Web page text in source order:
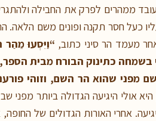
ממהרים לפרק את החבילה
כעל חסר תקנה ופונים משם
מעמד הר סיני כתוב, “וַיִּסְעוּ
כתינוק הבורח מבית הספר,
שהוא הר השם, וזוהי
היא אולי היגיעה הגדולה ביותר
אחרי האורות הגדולים של החופה,